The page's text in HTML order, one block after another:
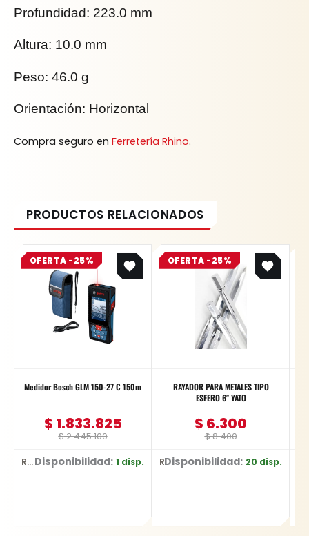
Profundidad: 223.0 mm
Altura: 10.0 mm
Peso: 46.0 g
Orientación: Horizontal
Compra seguro en Ferretería Rhino.
OFERTA -25%
Medidor Bosch GLM 150-27 C 150m
$2.445.100
Original
price
was:
$ 2.445.100.
$ 1.833.825
Current
price
is:
$ 1.833.825.
Ref: 0601.072.Z00-000Disponibilidad: 1 disp.
OFERTA -25%
RAYADOR PARA METALES TIPO
ESFERO 6″ YATO
$8.400
Original
price
was:
$ 8.400.
$ 6.300
Current
price
is:
$ 6.300.
Ref: YT-3740
Disponibilidad: 20 disp.